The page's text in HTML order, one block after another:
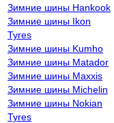
Зимние шины Hankook
Зимние шины Ikon
Tyres
Зимние шины Kumho
Зимние шины Matador
Зимние шины Maxxis
Зимние шины Michelin
Зимние шины Nokian
Tyres